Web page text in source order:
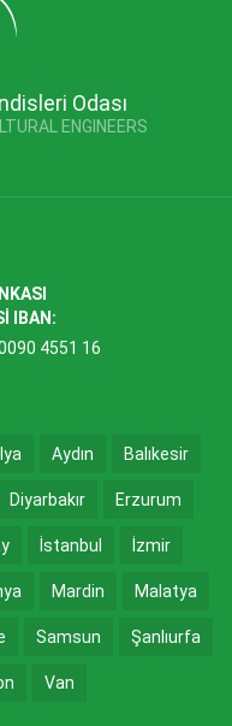
Odası
ENGINEERS
IBAN:
4551 16
Aydın Balıkesir
Diyarbakır Erzurum
İstanbul İzmir
Mardin Malatya
Samsun Şanlıurfa
Van